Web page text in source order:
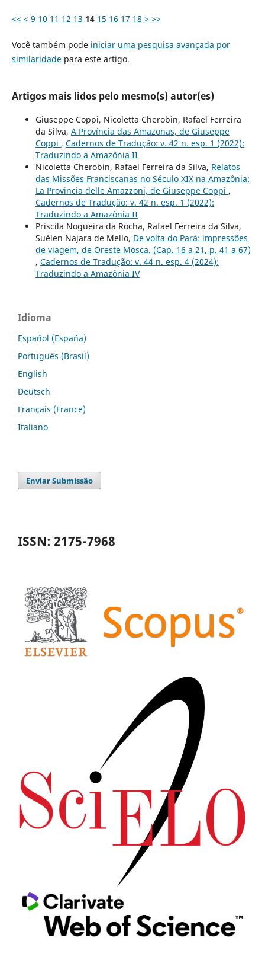
<< < 9 10 11 12 13 14 15 16 17 18 > >>
Você também pode iniciar uma pesquisa avançada por
similaridadepara este artigo.
Artigos mais lidos pelo mesmo(s) autor(es)
Giuseppe Coppi, Nicoletta Cherobin, Rafael Ferreira
da Silva, A Província das Amazonas, de Giuseppe
Coppi , Cadernos de Tradução: v. 42 n. esp. 1 (2022):
Traduzindo a Amazônia II
Nicoletta Cherobin, Rafael Ferreira da Silva, Relatos
das Missões Franciscanas no Século XIX na Amazônia:
La Provincia delle Amazzoni, de Giuseppe Coppi ,
Cadernos de Tradução: v. 42 n. esp. 1 (2022):
Traduzindo a Amazônia II
Priscila Nogueira da Rocha, Rafael Ferreira da Silva,
Suélen Najara de Mello, De volta do Pará: impressões
de viagem, de Oreste Mosca. (Cap. 16 a 21, p. 41 a 67)
, Cadernos de Tradução: v. 44 n. esp. 4 (2024):
Traduzindo a Amazônia IV
Idioma
Español (España)
Português (Brasil)
English
Deutsch
Français (France)
Italiano
Enviar Submissão
ISSN: 2175-7968